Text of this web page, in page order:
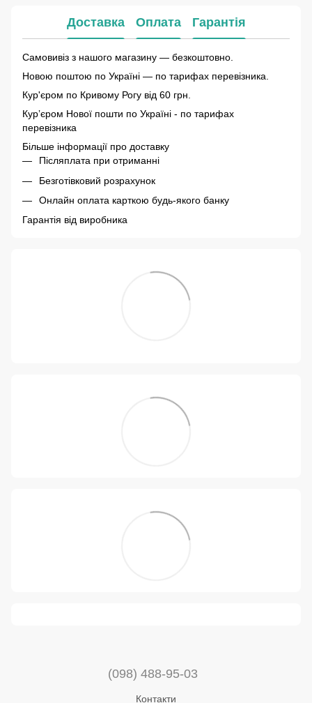
Доставка Оплата Гарантія
Самовивіз з нашого магазину — безкоштовно.
Новою поштою по Україні — по тарифах перевізника.
Кур'єром по Кривому Рогу від 60 грн.
Курʼєром Нової пошти по Україні - по тарифах
перевізника
Більше інформації про доставку
Післяплата при отриманні
Безготівковий розрахунок
Онлайн оплата карткою будь-якого банку
Гарантія від виробника
(098) 488-95-03
Контакти